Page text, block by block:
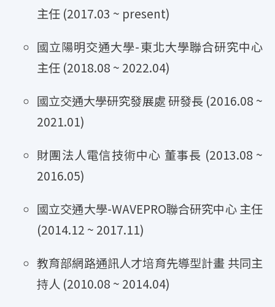
主任 (2017.03 ~ present)
國立陽明交通大學-東北大學聯合研究中心
主任 (2018.08 ~ 2022.04)
國立交通大學研究發展處 研發長 (2016.08 ~
2021.01)
財團法人電信技術中心 董事長 (2013.08 ~
2016.05)
國立交通大學-WAVEPRO聯合研究中心 主任
(2014.12 ~ 2017.11)
教育部網路通訊人才培育先導型計畫 共同主
持人 (2010.08 ~ 2014.04)